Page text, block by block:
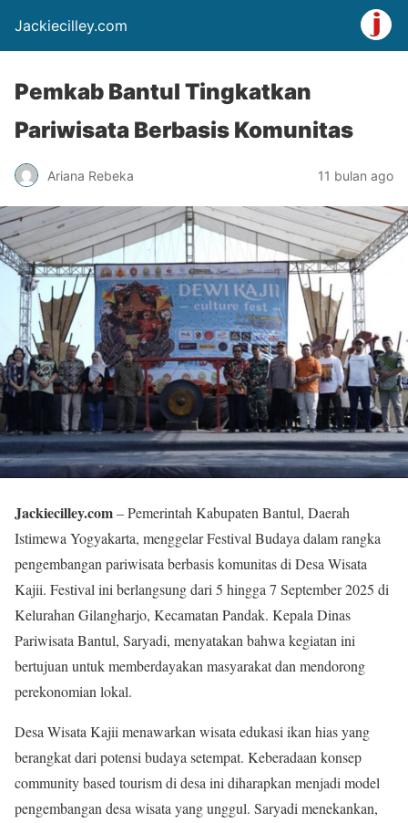
Jackiecilley.com
Pemkab Bantul Tingkatkan
Pariwisata Berbasis Komunitas
Ariana Rebeka 11 bulan ago
Jackiecilley.com– Pemerintah Kabupaten Bantul, Daerah
Istimewa Yogyakarta, menggelar Festival Budaya dalam rangka
pengembangan pariwisata berbasis komunitas di Desa Wisata
Kajii. Festival ini berlangsung dari 5 hingga 7 September 2025 di
Kelurahan Gilangharjo, Kecamatan Pandak. Kepala Dinas
Pariwisata Bantul, Saryadi, menyatakan bahwa kegiatan ini
bertujuan untuk memberdayakan masyarakat dan mendorong
perekonomian lokal.
Desa Wisata Kajii menawarkan wisata edukasi ikan hias yang
berangkat dari potensi budaya setempat. Keberadaan konsep
community based tourism di desa ini diharapkan menjadi model
pengembangan desa wisata yang unggul. Saryadi menekankan,